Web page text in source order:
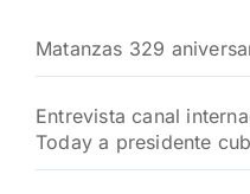
Matanzas 329
Entrevista canal
Today a presidente